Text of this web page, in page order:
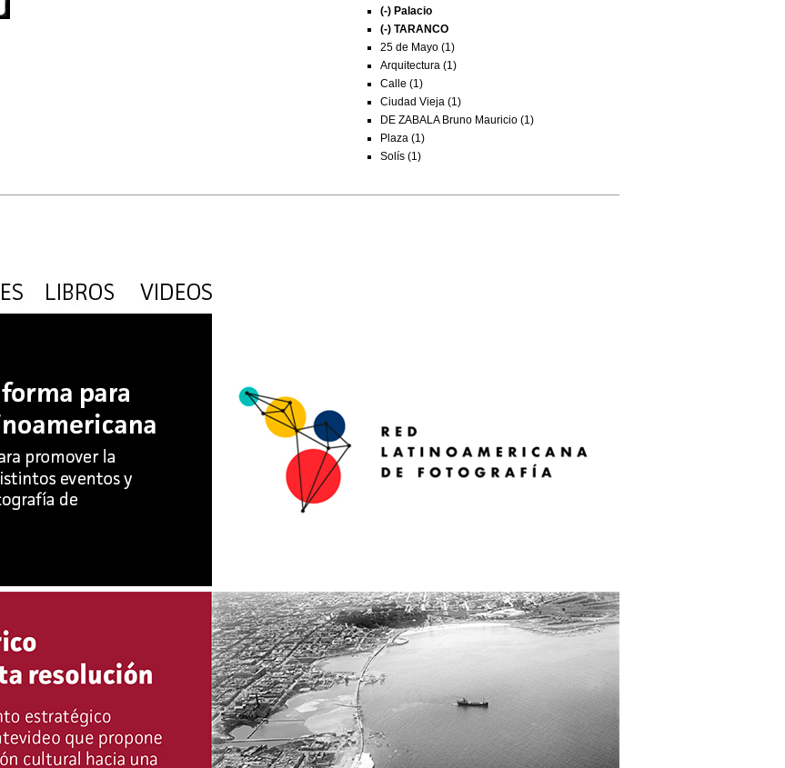
(-) Palacio
(-) TARANCO
25 de Mayo (1)
Arquitectura (1)
Calle (1)
Ciudad Vieja (1)
DE ZABALA Bruno Mauricio (1)
Plaza (1)
Solís (1)